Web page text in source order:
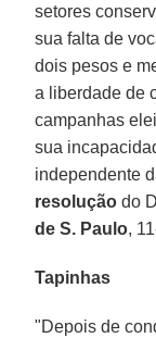
setores
sua falta de
dois pesos e
a liberdade de
campanhas
sua
independente
resoluçãodo
de S. Paulo,
Tapinhas
"Depois de